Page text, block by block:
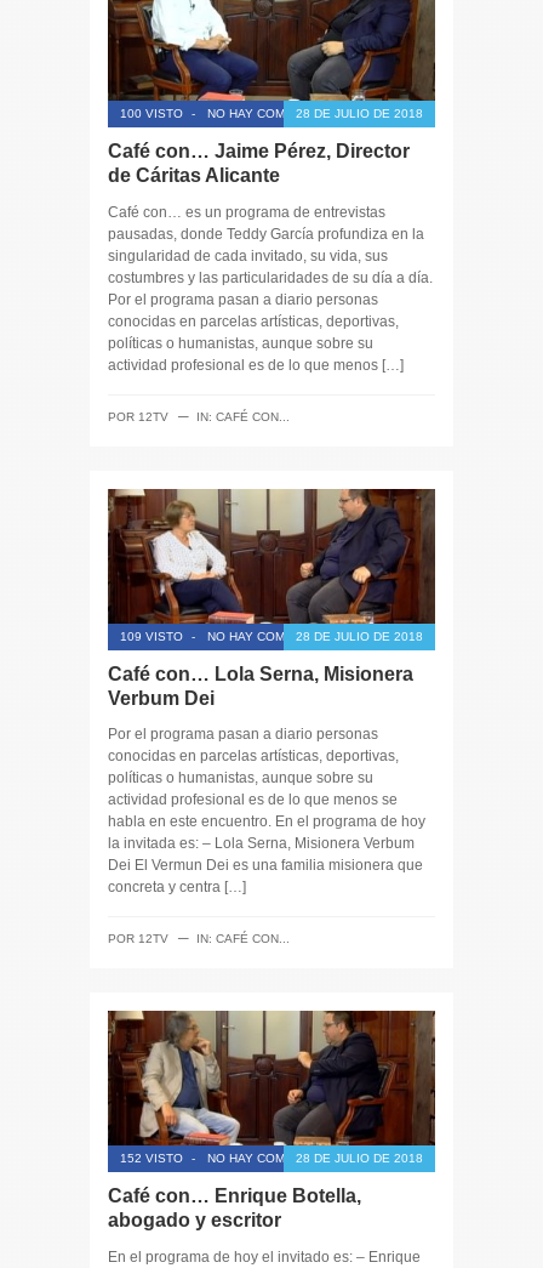
100 VISTO - NO HAY COMENTARIOS28 DE JULIO DE 2018
Café con… Jaime Pérez, Director
de Cáritas Alicante
Café con… es un programa de entrevistas
pausadas, donde Teddy García profundiza en la
singularidad de cada invitado, su vida, sus
costumbres y las particularidades de su día a día.
Por el programa pasan a diario personas
conocidas en parcelas artísticas, deportivas,
políticas o humanistas, aunque sobre su
actividad profesional es de lo que menos […]
POR 12TV ─ IN: CAFÉ CON...
109 VISTO - NO HAY COMENTARIOS28 DE JULIO DE 2018
Café con… Lola Serna, Misionera
Verbum Dei
Por el programa pasan a diario personas
conocidas en parcelas artísticas, deportivas,
políticas o humanistas, aunque sobre su
actividad profesional es de lo que menos se
habla en este encuentro. En el programa de hoy
la invitada es: – Lola Serna, Misionera Verbum
Dei El Vermun Dei es una familia misionera que
concreta y centra […]
POR 12TV ─ IN: CAFÉ CON...
152 VISTO - NO HAY COMENTARIOS28 DE JULIO DE 2018
Café con… Enrique Botella,
abogado y escritor
En el programa de hoy el invitado es: – Enrique